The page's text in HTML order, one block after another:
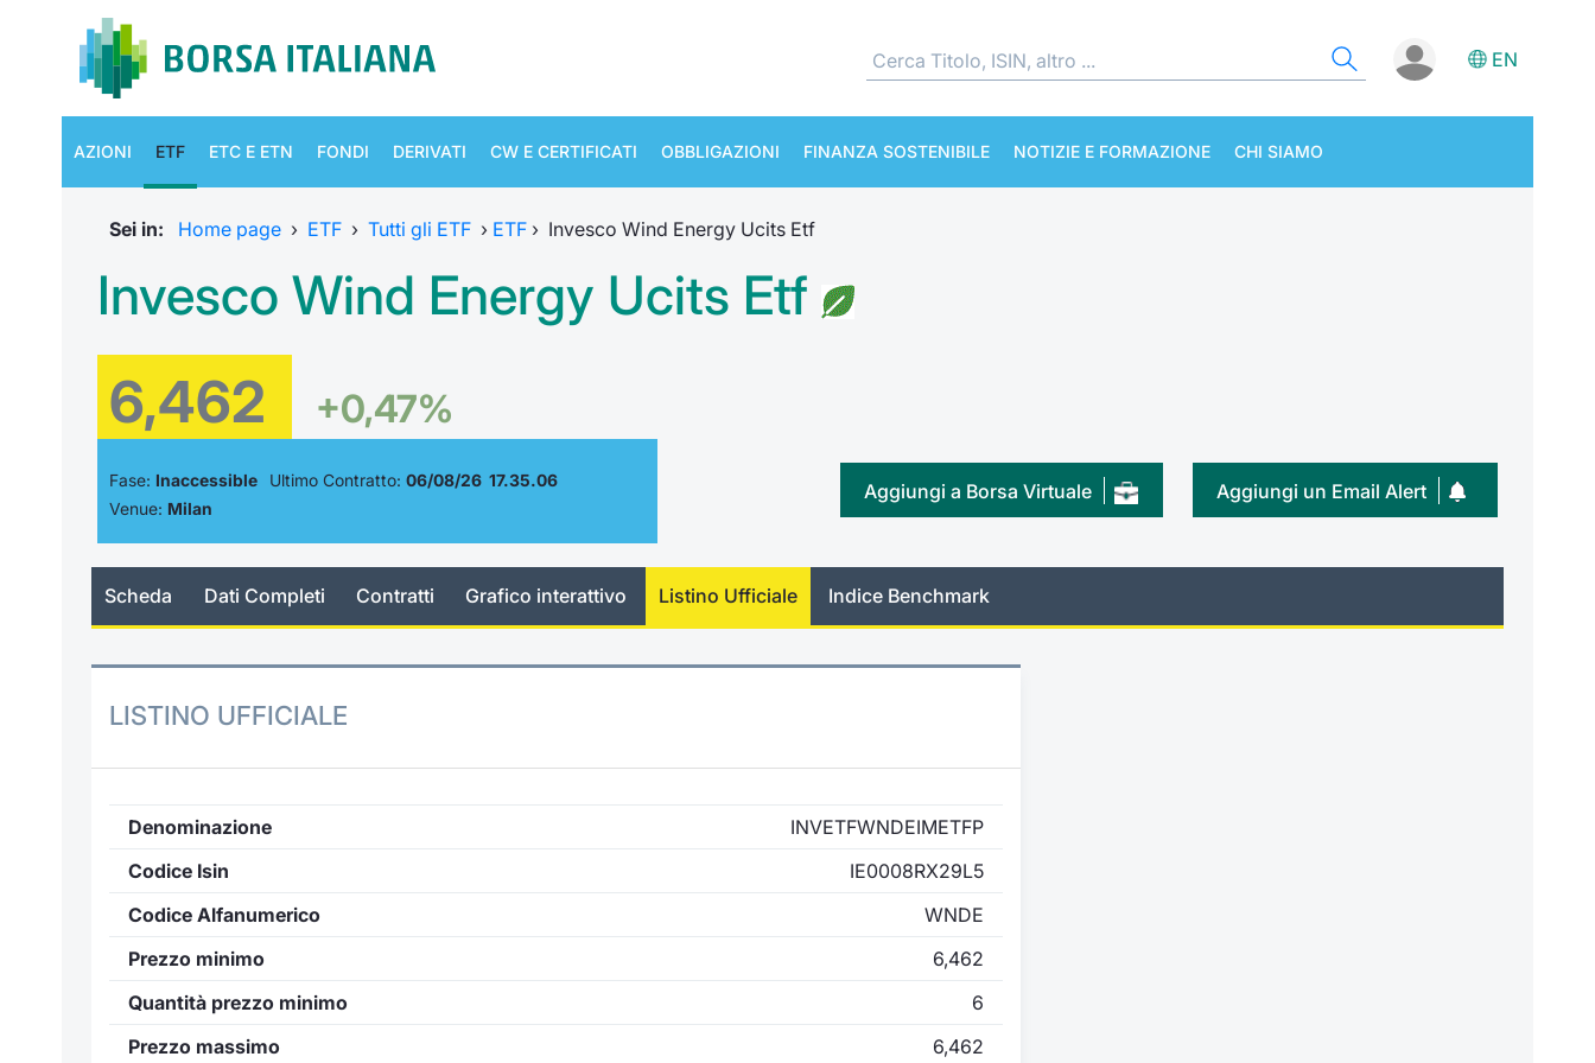
EN
AZIONI ETF ETC E ETN FONDI DERIVATI CW E CERTIFICATI OBBLIGAZIONI FINANZA SOSTENIBILE NOTIZIE E FORMAZIONE CHI SIAMO
Sei in: Home page › ETF › Tutti gli ETF › ETF › Invesco Wind Energy Ucits Etf
Invesco Wind Energy Ucits Etf
6,462 +0,47%
Fase: Inaccessible Ultimo Contratto: 06/08/26 17.35.06
Venue: Milan
Aggiungi un Email Alert
Aggiungi a Borsa Virtuale
Scheda Dati Completi Contratti Grafico interattivo Listino Ufficiale Indice Benchmark
LISTINO UFFICIALE
Denominazione
INVETFWNDEIMETFP
Codice Isin
IE0008RX29L5
Codice Alfanumerico
WNDE
Prezzo minimo
6,462
Quantità prezzo minimo
6
Prezzo massimo
6,462